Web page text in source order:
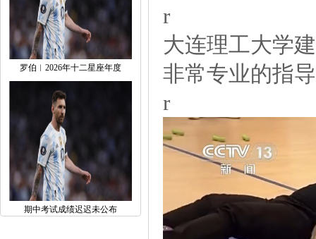
罗伯︱2026年十二星座年度
期中考试成绩迟迟未公布
r
大连理工大学
非常专业的指
r